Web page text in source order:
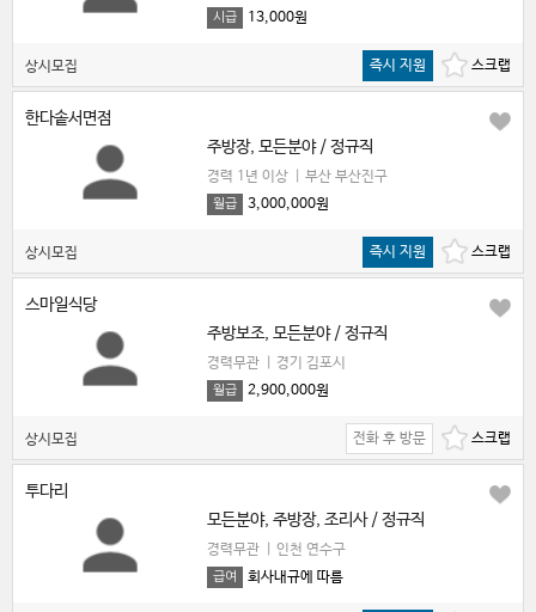
시급 13,000원
상시모집 즉시 지원
한다솥서면점
주방장, 모든분야 / 정규직
경력 1년 이상 부산 부산진구
월급 3,000,000원
상시모집 즉시 지원
스마일식당
주방보조, 모든분야 / 정규직
경력무관 경기 김포시
월급 2,900,000원
상시모집 전화 후 방문
투다리
모든분야, 주방장, 조리사 / 정규직
경력무관 인천 연수구
급여 회사내규에 따름